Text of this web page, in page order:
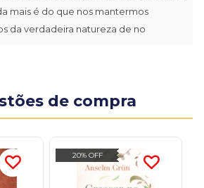
mais é do que nos mantermos
da verdadeira natureza de no
de compra
20% OFF